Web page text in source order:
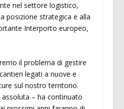
nel settore logistico,
posizione strategica e alla
Interporto europeo,
il problema di gestire
legati a nuove e
sul nostro territorio.
– ha continuato